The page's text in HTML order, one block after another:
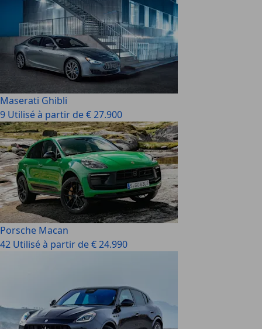
Maserati Ghibli
9 Utilisé à partir de € 27.900
Porsche Macan
42 Utilisé à partir de € 24.990